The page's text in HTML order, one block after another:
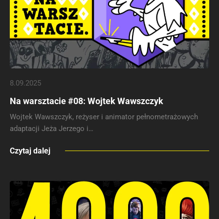
8.09.2025
Na warsztacie #08: Wojtek Wawszczyk
Wojtek Wawszczyk, reżyser i animator pełnometrażowych
adaptacji Jeża Jerzego i…
Czytaj dalej